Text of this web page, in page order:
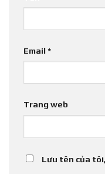
Email *
Trang web
Lưu tên của